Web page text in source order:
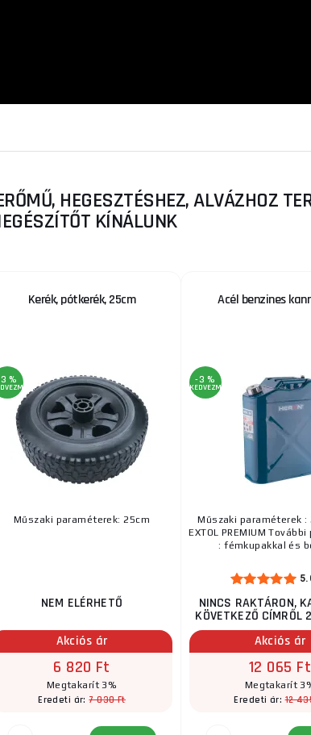
HEGESZTÉSHEZ, ALVÁZHOZ
KÍNÁLUNK
Kerék, pótkerék, 25cm
%
Műszaki paraméterek: 25cm
NEM ELÉRHETŐ
Akciós ár
6 820 Ft
Megtakarít 3%
Eredeti ár:7 030 Ft
Acél benzines
-3 %
KEDVEZMÉNY
Műszaki paraméterek :
EXTOL PREMIUM
: fémkupakkal és
NINCS RAKTÁRON,
KÖVETKEZŐ
Akciós ár
12 065 Ft
Megtakarít
Eredeti ár:12